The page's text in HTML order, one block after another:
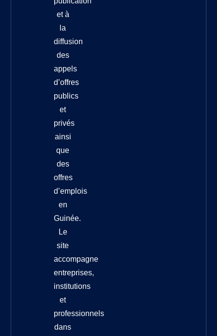
et à
la
diffusion
des
appels
d’offres
publics
et
privés
ainsi
que
des
offres
d’emplois
en
Guinée.
Le
site
accompagne
entreprises,
institutions
et
professionnels
dans